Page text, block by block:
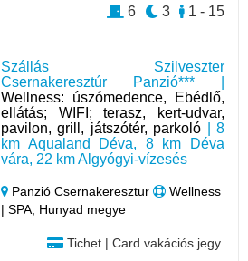
Szállás Szilveszter
Csernakeresztúr Panzió*** |
Wellness: úszómedence, Ebédlő,
ellátás; WIFI; terasz, kert-udvar,
pavilon, grill, játszótér, parkoló | 8
km Aqualand Déva, 8 km Déva
vára, 22 km Algyógyi-vízesés
Panzió Csernakeresztur
Wellness
| SPA, Hunyad megye
Tichet | Card vakációs jegy
1 - 15
3
6